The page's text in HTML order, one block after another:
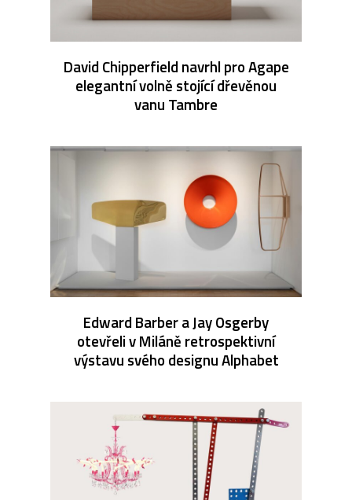
David Chipperfield navrhl pro Agape
elegantní volně stojící dřevěnou
vanu Tambre
Edward Barber a Jay Osgerby
otevřeli v Miláně retrospektivní
výstavu svého designu Alphabet